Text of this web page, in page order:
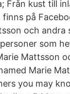
Från kust till
på
och andra
som
Mattsson
Marie
you may